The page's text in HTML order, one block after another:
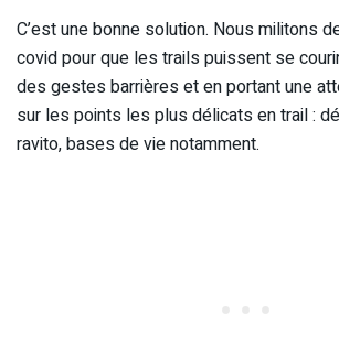
C’est une bonne solution. Nous militons
covid pour que les trails puissent se
des gestes barrières et en portant une
sur les points les plus délicats en trail :
ravito, bases de vie notamment.